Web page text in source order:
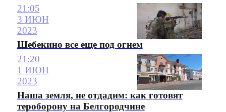
21:05
3 ИЮН
2023
Шебекино все еще под огнем
21:20
1 ИЮН
2023
Наша земля, не отдадим: как готовят
тероборону на Белгородчине